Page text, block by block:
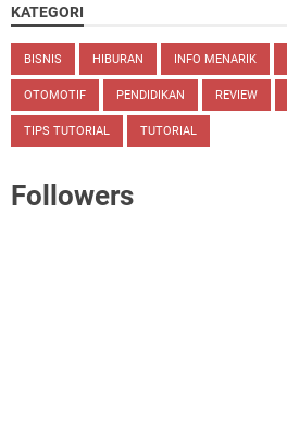
KATEGORI
BISNIS HIBURAN INFO MENARIK
OTOMOTIF PENDIDIKAN REVIEW
TIPS TUTORIAL TUTORIAL
Followers